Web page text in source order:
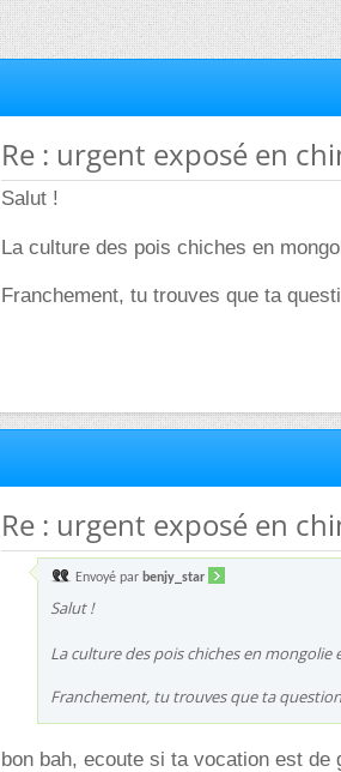
Re : urgent exposé en
Salut !
La culture des pois chiches en
Franchement, tu trouves que ta
Re : urgent exposé en
Envoyé par benjy_star
Salut !
La culture des pois chiches en mongolie
Franchement, tu trouves que ta
bon bah, ecoute si ta vocation est